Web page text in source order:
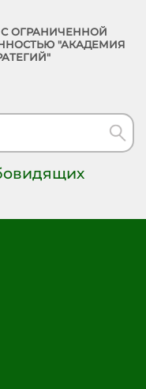
ОГРАНИЧЕННОЙ
"АКАДЕМИЯ